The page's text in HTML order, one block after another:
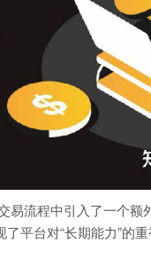
易流程中引入了一个
平台对“长期能力”的重